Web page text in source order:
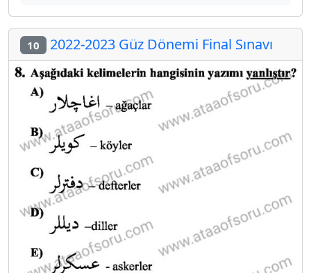
10 2022-2023 Güz Dönemi Final Sınavı